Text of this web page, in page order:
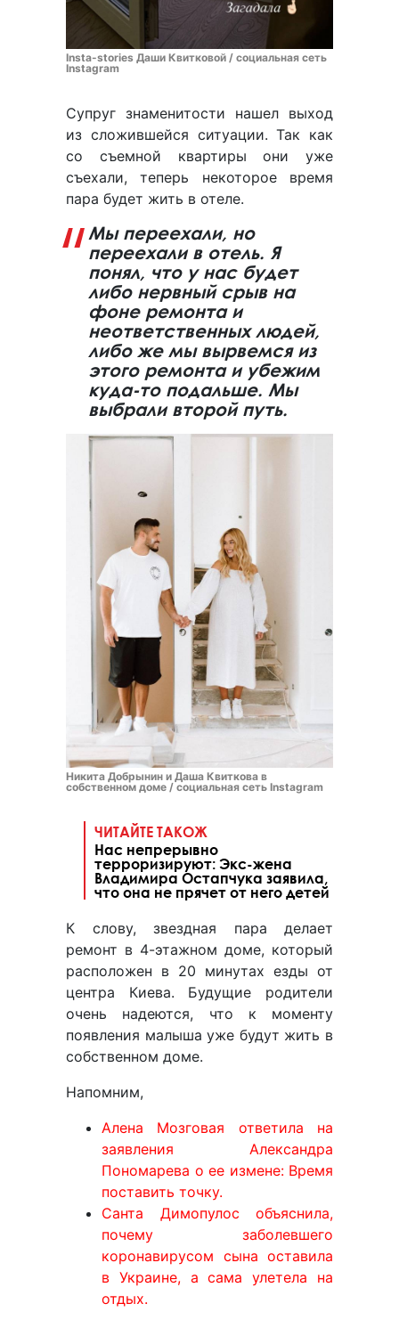
Insta-stories Даши Квитковой / социальная сеть
Instagram
Супруг знаменитости нашел выход
из сложившейся ситуации. Так как
со съемной квартиры они уже
съехали, теперь некоторое время
пара будет жить в отеле.
Мы переехали, но
переехали в отель. Я
понял, что у нас будет
либо нервный срыв на
фоне ремонта и
неответственных людей,
либо же мы вырвемся из
этого ремонта и убежим
куда-то подальше. Мы
выбрали второй путь.
Никита Добрынин и Даша Квиткова в
собственном доме / социальная сеть Instagram
ЧИТАЙТЕ ТАКОЖ
Нас непрерывно
терроризируют: Экс-жена
Владимира Остапчука заявила,
что она не прячет от него детей
К слову, звездная пара делает
ремонт в 4-этажном доме, который
расположен в 20 минутах езды от
центра Киева. Будущие родители
очень надеются, что к моменту
появления малыша уже будут жить в
собственном доме.
Напомним,
Алена Мозговая ответила на
заявления Александра
Пономарева о ее измене: Время
поставить точку.
Санта Димопулос объяснила,
почему заболевшего
коронавирусом сына оставила
в Украине, а сама улетела на
отдых.